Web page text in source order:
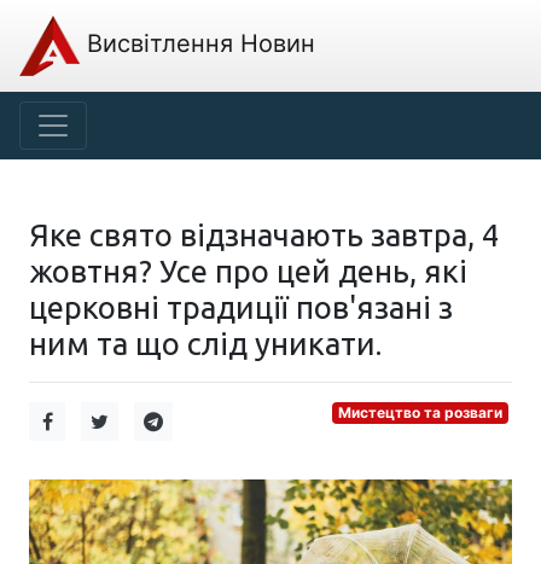
Висвітлення Новин
Яке свято відзначають завтра, 4
жовтня? Усе про цей день, які
церковні традиції пов'язані з
ним та що слід уникати.
Мистецтво та розваги